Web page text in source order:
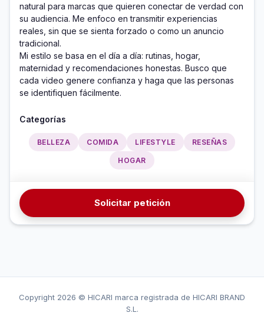
natural para marcas que quieren conectar de verdad con
su audiencia. Me enfoco en transmitir experiencias
reales, sin que se sienta forzado o como un anuncio
tradicional.
Mi estilo se basa en el día a día: rutinas, hogar,
maternidad y recomendaciones honestas. Busco que
cada video genere confianza y haga que las personas
se identifiquen fácilmente.
Categorías
BELLEZA COMIDA LIFESTYLE RESEÑAS
HOGAR
Solicitar petición
Copyright 2026 © HICARI marca registrada de HICARI BRAND
S.L.